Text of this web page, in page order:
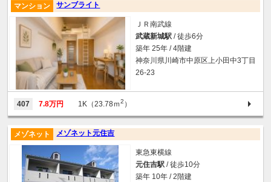
サンブライト
マンション
ＪＲ南武線
武蔵新城駅 / 徒歩6分
築年 25年 / 4階建
神奈川県川崎市中原区上小田中3丁目
26-23
407 7.8万円 1K（23.78ｍ2 ）
メゾネット元住吉
メゾネット
東急東横線
元住吉駅 / 徒歩10分
築年 10年 / 2階建